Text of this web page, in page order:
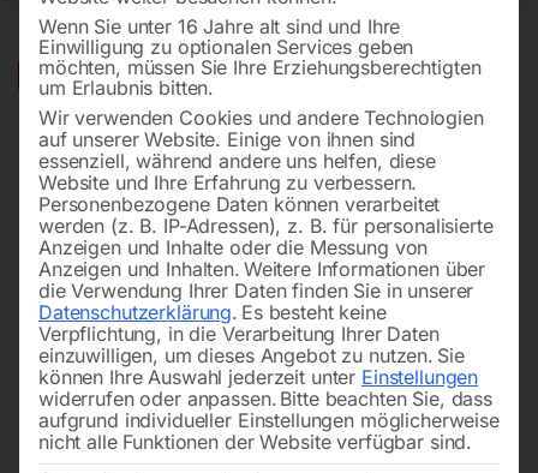
22%
Wenn Sie unter 16 Jahre alt sind und Ihre
Einwilligung zu optionalen Services geben
möchten, müssen Sie Ihre Erziehungsberechtigten
um Erlaubnis bitten.
Wir verwenden Cookies und andere Technologien
auf unserer Website. Einige von ihnen sind
essenziell, während andere uns helfen, diese
Website und Ihre Erfahrung zu verbessern.
Personenbezogene Daten können verarbeitet
werden (z. B. IP-Adressen), z. B. für personalisierte
Anzeigen und Inhalte oder die Messung von
Anzeigen und Inhalten. Weitere Informationen über
die Verwendung Ihrer Daten finden Sie in unserer
Datenschutzerklärung. Es besteht keine
Verpflichtung, in die Verarbeitung Ihrer Daten
einzuwilligen, um dieses Angebot zu nutzen. Sie
können Ihre Auswahl jederzeit unter Einstellungen
widerrufen oder anpassen. Bitte beachten Sie, dass
aufgrund individueller Einstellungen möglicherweise
nicht alle Funktionen der Website verfügbar sind.